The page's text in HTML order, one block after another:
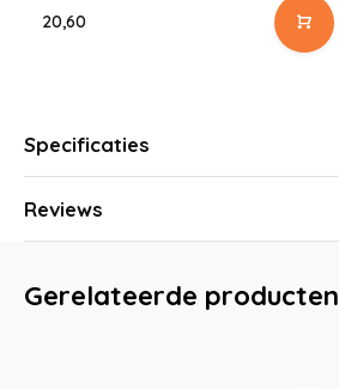
20,60
Specificaties
Reviews
Gerelateerde producten